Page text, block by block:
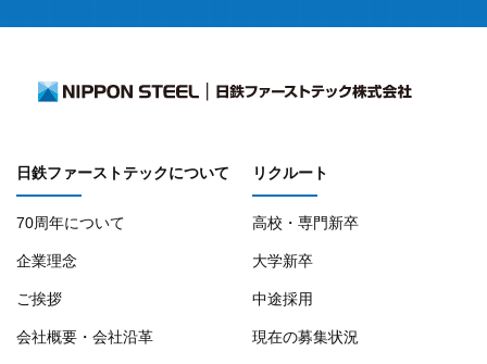
日鉄ファーストテックについて
70周年について
企業理念
ご挨拶
会社概要・会社沿革
リクルート
高校・専門新卒
大学新卒
中途採用
現在の募集状況